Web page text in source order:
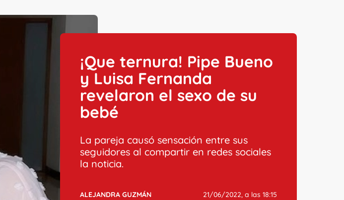
¡Que ternura! Pipe Bueno
y Luisa Fernanda
revelaron el sexo de su
bebé
La pareja causó sensación entre sus
seguidores al compartir en redes sociales
la noticia.
ALEJANDRA GUZMÁN 21/06/2022, a las 18:15